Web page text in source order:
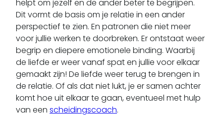
helpt om jezelf en de ander beter te begrijpen.
Dit vormt de basis om je relatie in een ander
perspectief te zien. En patronen die niet meer
voor jullie werken te doorbreken. Er ontstaat weer
begrip en diepere emotionele binding. Waarbij
de liefde er weer vanaf spat en jullie voor elkaar
gemaakt zijn! De liefde weer terug te brengen in
de relatie. Of als dat niet lukt, je er samen achter
komt hoe uit elkaar te gaan, eventueel met hulp
van een scheidingscoach.